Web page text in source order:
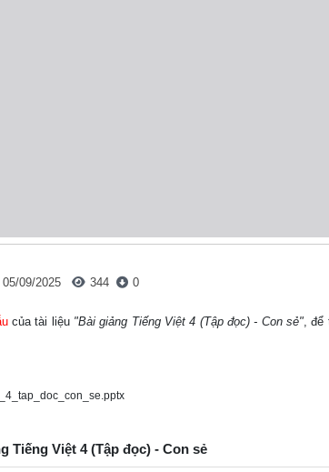
05/09/2025 344 0
của tài liệu "Bài giảng Tiếng Việt 4 (Tập đọc) - Con sẻ", để
Tiếng Việt 4 (Tập đọc) - Con sẻ